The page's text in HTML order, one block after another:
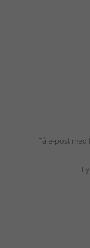
Få e-post